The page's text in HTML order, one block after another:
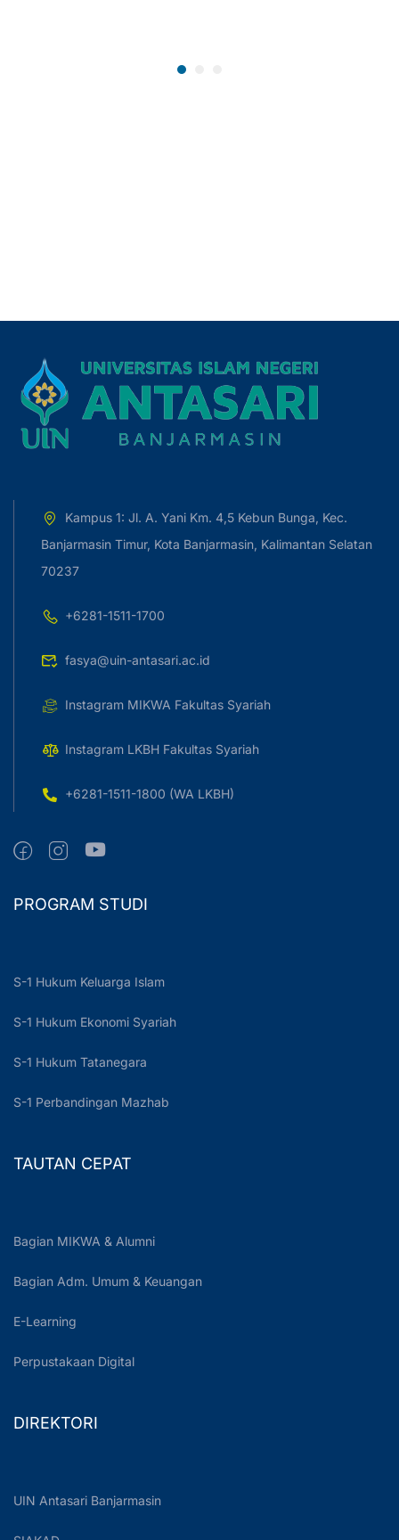
Kampus 1: Jl. A. Yani Km. 4,5 Kebun Bunga, Kec.
Banjarmasin Timur, Kota Banjarmasin, Kalimantan Selatan
70237
+6281-1511-1700
fasya@uin-antasari.ac.id
Instagram MIKWA Fakultas Syariah
Instagram LKBH Fakultas Syariah
+6281-1511-1800 (WA LKBH)
PROGRAM STUDI
S-1 Hukum Keluarga Islam
S-1 Hukum Ekonomi Syariah
S-1 Hukum Tatanegara
S-1 Perbandingan Mazhab
TAUTAN CEPAT
Bagian MIKWA & Alumni
Bagian Adm. Umum & Keuangan
E-Learning
Perpustakaan Digital
DIREKTORI
UIN Antasari Banjarmasin